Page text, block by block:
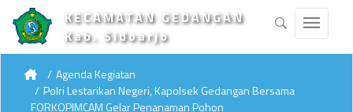
KECAMATAN GEDANGAN
Kab. Sidoarjo
Agenda Kegiatan
Polri Lestarikan Negeri, Kapolsek Gedangan Bersama
FORKOPIMCAM Gelar Penanaman Pohon